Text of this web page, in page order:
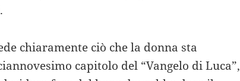
chiaramente ciò che la donna sta
capitolo del “Vangelo di Luca”,